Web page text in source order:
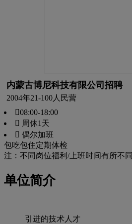
内蒙古博尼科技有限公司招聘
2004年21-100人 民营
08:00-18:00
 周休1天
 偶尔加班
包吃包住定期体检
注：不同岗位福利/上班时间有所不同
单位简介
引进的技术人才